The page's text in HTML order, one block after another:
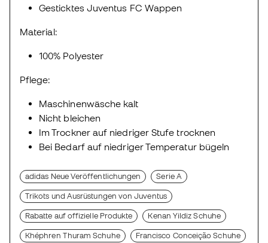
Gesticktes Juventus FC Wappen
Material:
100% Polyester
Pflege:
Maschinenwäsche kalt
Nicht bleichen
Im Trockner auf niedriger Stufe trocknen
Bei Bedarf auf niedriger Temperatur bügeln
adidas Neue Veröffentlichungen Serie A
Trikots und Ausrüstungen von Juventus
Rabatte auf offizielle Produkte Kenan Yildiz Schuhe
Khéphren Thuram Schuhe Francisco Conceição Schuhe